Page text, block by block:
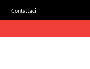
Contattaci